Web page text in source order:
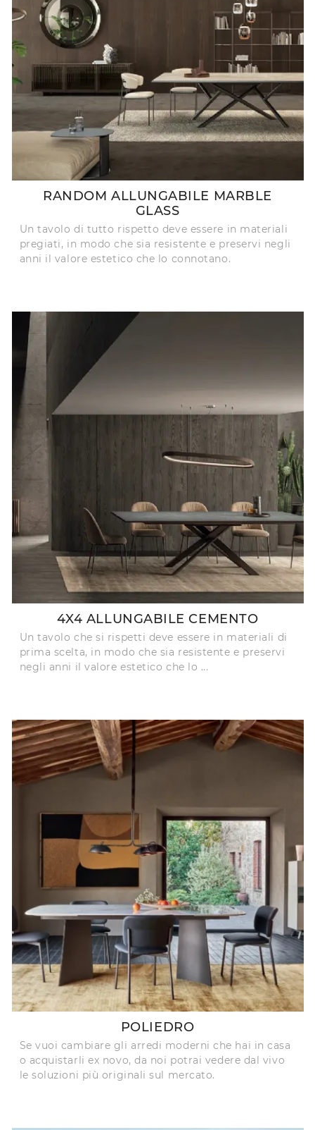
RANDOM ALLUNGABILE MARBLE
GLASS
Un tavolo di tutto rispetto deve essere in materiali
pregiati, in modo che sia resistente e preservi negli
anni il valore estetico che lo connotano.
4X4 ALLUNGABILE CEMENTO
Un tavolo che si rispetti deve essere in materiali di
prima scelta, in modo che sia resistente e preservi
negli anni il valore estetico che lo ...
POLIEDRO
Se vuoi cambiare gli arredi moderni che hai in casa
o acquistarli ex novo, da noi potrai vedere dal vivo
le soluzioni più originali sul mercato.